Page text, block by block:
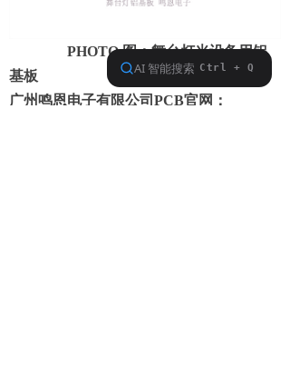
PHOTO 图；舞台灯光设备用铝
基板
广州鸣恩电子有限公司PCB官网：